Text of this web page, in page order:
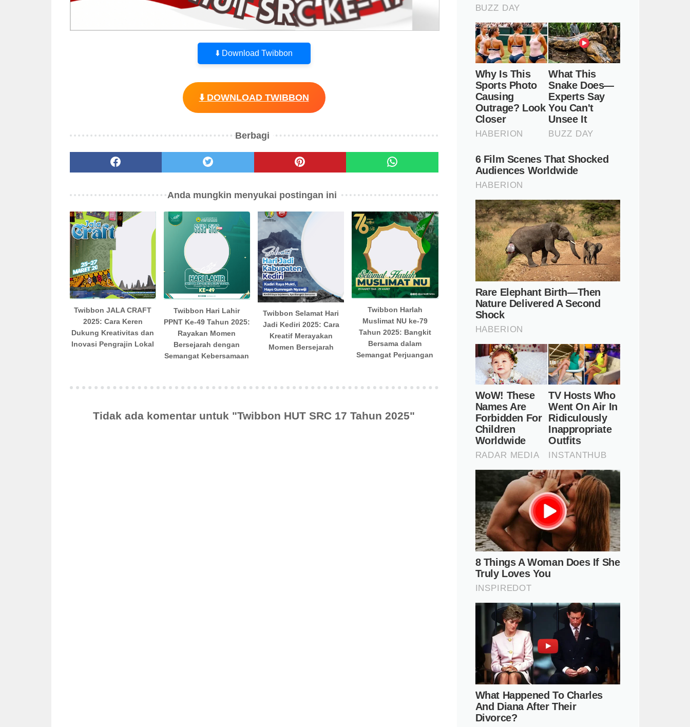
⬇️ Download Twibbon
⬇️ DOWNLOAD TWIBBON
Berbagi
Anda mungkin menyukai postingan ini
Twibbon JALA CRAFT
2025: Cara Keren
Dukung Kreativitas dan
Inovasi Pengrajin Lokal
Twibbon Hari Lahir
PPNT Ke-49 Tahun 2025:
Rayakan Momen
Bersejarah dengan
Semangat Kebersamaan
Twibbon Selamat Hari
Jadi Kediri 2025: Cara
Kreatif Merayakan
Momen Bersejarah
Twibbon Harlah
Muslimat NU ke-79
Tahun 2025: Bangkit
Bersama dalam
Semangat Perjuangan
Tidak ada komentar untuk "Twibbon HUT SRC 17 Tahun 2025"